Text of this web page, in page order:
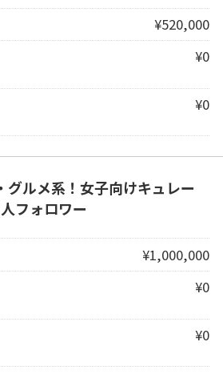
¥520,000
¥0
¥0
グルメ系！女子向けキュレー
フォロワー
¥1,000,000
¥0
¥0